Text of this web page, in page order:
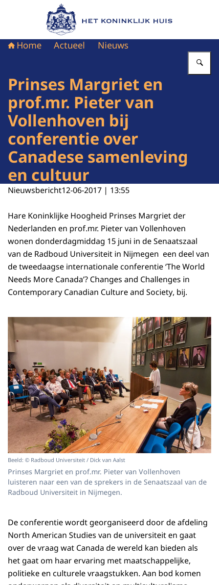
Naar de homepage van Het Koninklijk Huis
Home Actueel Nieuws
Prinses Margriet en
prof.mr. Pieter van
Vollenhoven bij
conferentie over
Canadese samenleving
en cultuur
Nieuwsbericht12-06-2017 | 13:55
Hare Koninklijke Hoogheid Prinses Margriet der
Nederlanden en prof.mr. Pieter van Vollenhoven
wonen donderdagmiddag 15 juni in de Senaatszaal
van de Radboud Universiteit in Nijmegen een deel van
de tweedaagse internationale conferentie‘The World
Needs More Canada’? Changes and Challenges in
Contemporary Canadian Culture and Society, bij.
Beeld: © Radboud Universiteit / Dick van Aalst
Prinses Margriet en prof.mr. Pieter van Vollenhoven
luisteren naar een van de sprekers in de Senaatszaal van de
Radboud Universiteit in Nijmegen.
De conferentie wordt georganiseerd door de afdeling
North American Studies van de universiteit en gaat
over de vraag wat Canada de wereld kan bieden als
het gaat om haar ervaring met maatschappelijke,
politieke en culturele vraagstukken. Aan bod komen